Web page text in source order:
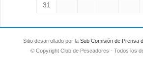
31
Sitio desarrollado por la Sub Comisión de Prensa
© Copyright Club de Pescadores - Todos los